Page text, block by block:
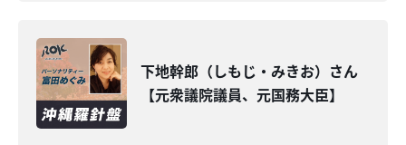
下地幹郎（しもじ・みきお）さん
【元衆議院議員、元国務大臣】